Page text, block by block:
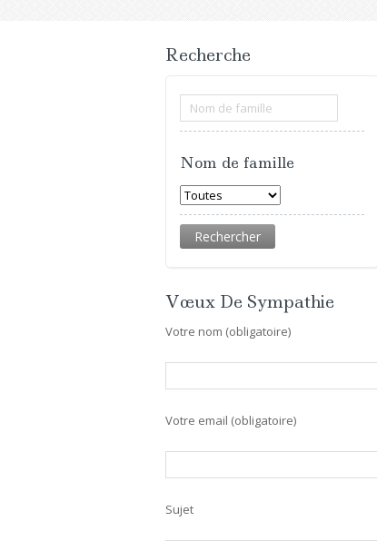
Recherche
Nom de famille
Vœux De Sympathie
Votre nom (obligatoire)
Votre email (obligatoire)
Sujet